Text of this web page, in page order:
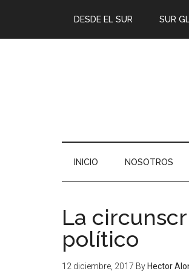
DESDE EL SUR SUR
INICIO NOSOTROS
La
político
12 diciembre, 2017 By Hector